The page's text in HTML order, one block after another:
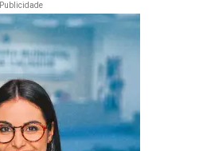
Publicidade